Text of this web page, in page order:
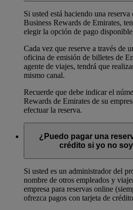
Si usted está haciendo una
Business Rewards de Emirates,
elegir la opción de pago
Cada vez que reserve a través de
oficina de emisión de billetes de
agente de viajes, tendrá que
mismo canal.
Recuerde que debe indicar el
Rewards de Emirates de su
efectuar la reserva.
¿Puedo pagar una
crédito si yo no
Si usted es un administrador del
nombre de otros empleados y
empresa para reservas online
ofrezca pagos con tarjeta de